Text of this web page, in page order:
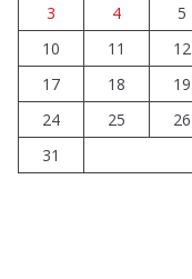
3
4 5
10
11 12
17
18 19
24
25 26
31